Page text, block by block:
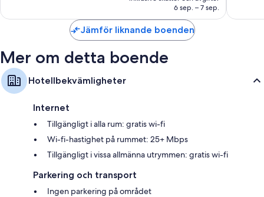
688 kr
6 sep. – 7 sep.
Jämför liknande boenden
Mer om detta boende
Hotellbekvämligheter
Internet
Tillgängligt i alla rum: gratis wi-fi
Wi-fi-hastighet på rummet: 25+ Mbps
Tillgängligt i vissa allmänna utrymmen: gratis wi-fi
Parkering och transport
Ingen parkering på området